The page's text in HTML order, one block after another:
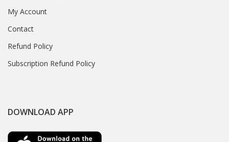
My Account
Contact
Refund Policy
Subscription Refund Policy
DOWNLOAD APP